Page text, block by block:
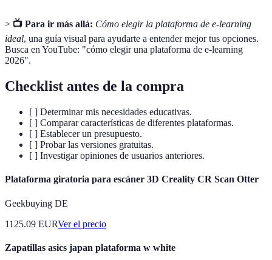
> 📺 Para ir más allá: Cómo elegir la plataforma de e-learning
ideal, una guía visual para ayudarte a entender mejor tus opciones.
Busca en YouTube: "cómo elegir una plataforma de e-learning
2026".
Checklist antes de la compra
[ ] Determinar mis necesidades educativas.
[ ] Comparar características de diferentes plataformas.
[ ] Establecer un presupuesto.
[ ] Probar las versiones gratuitas.
[ ] Investigar opiniones de usuarios anteriores.
Plataforma giratoria para escáner 3D Creality CR Scan Otter
Geekbuying DE
1125.09 EURVer el precio
Zapatillas asics japan plataforma w white